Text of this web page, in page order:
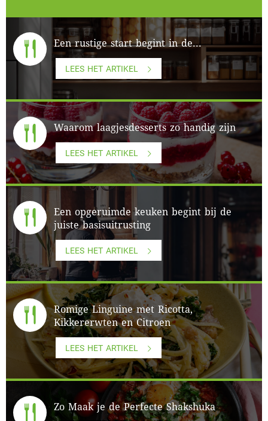
Een rustige start begint in de...
LEES HET ARTIKEL
Waarom laagjesdesserts zo handig zijn
LEES HET ARTIKEL
Een opgeruimde keuken begint bij de
juiste basisuitrusting
LEES HET ARTIKEL
Romige Linguine met Ricotta,
Kikkererwten en Citroen
LEES HET ARTIKEL
Zo Maak je de Perfecte Shakshuka